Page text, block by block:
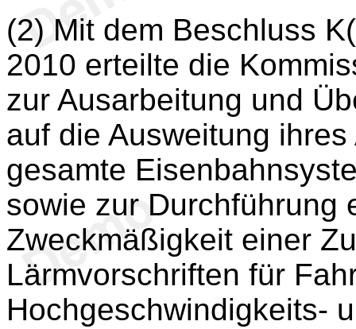
(2) Mit dem Beschluss
2010 erteilte die
zur Ausarbeitung und
auf die Ausweitung
gesamte
sowie zur Durchführung
Zweckmäßigkeit einer
Lärmvorschriften für
Hochgeschwindigkeits-